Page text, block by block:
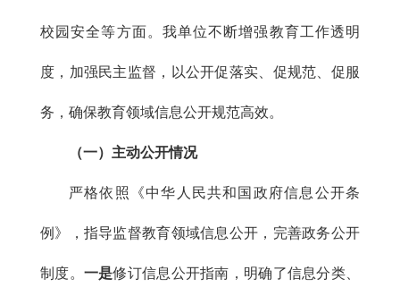
校园安全等方面。我单位不断增强教育工作透明
度，加强民主监督，以公开促落实、促规范、促服
务，确保教育领域信息公开规范高效。
（一）主动公开情况
严格依照《中华人民共和国政府信息公开条
例》，指导监督教育领域信息公开，完善政务公开
制度。 一是修订信息公开指南，明确了信息分类、